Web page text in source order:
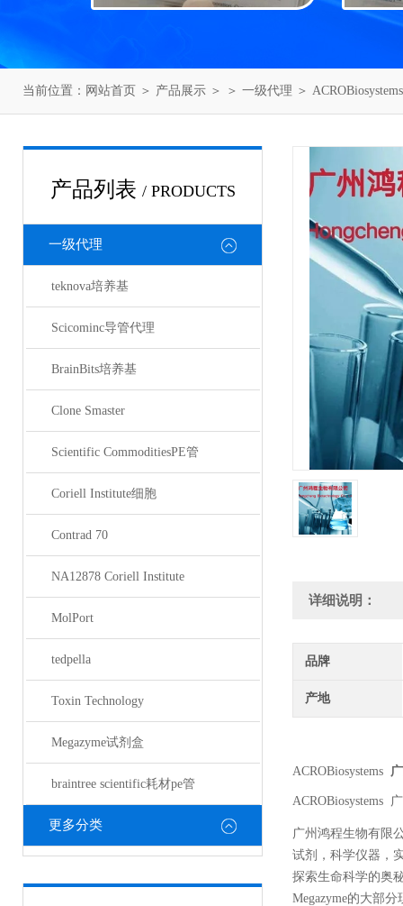
当前位置： 网站首页 ＞ 产品展示 ＞ ＞ 一级代理 ＞
产品列表 / PRODUCTS
一级代理
teknova培养基
Scicominc导管代理
BrainBits培养基
Clone Smaster
Scientific CommoditiesPE管
Coriell Institute细胞
Contrad 70
NA12878 Coriell Institute
MolPort
tedpella
Toxin Technology
Megazyme试剂盒
braintree scientific耗材pe管
更多分类
详细说明：
品牌
产地
ACROBiosystems
ACROBiosystems
广州鸿程生物有限
试剂，科学仪器，
探索生命科学的奥
Megazyme的大部